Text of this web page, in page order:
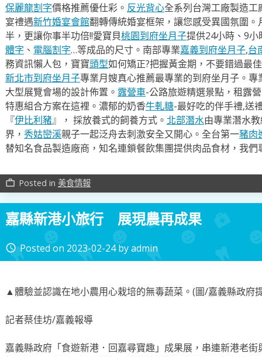
保麗龍割字價格推薦優仕彩。 反光背心全系列台灣工廠製造
宴禮遇新竹婚宴會館翻轉傳統婚宴框架，讓您感受異國氛圍。
半，更讓你事半功倍!!愛寶貝桃園到府坐月子提供24小時、9
體字 、 電腦割字…等成品的尺寸。南部專業嘉義到府坐月子,台
務資訊懶人包，寶寶頭型如何矯正?把握黃金期，不要錯過最
新北市到府坐月子專業月嫂真心推薦最專業的到府坐月子。專
大型展覽會場的設計佈置。 露營車-公路旅遊精選景點，租露
特惠組合方案在這裡。濃郁的奶香牛軋糖-最好吃的伴手禮,送
『伊比利豬』， 採放養式的飼養方式。 北部潛水由專業潛水
界， 秀姑巒溪親子一起泛舟去​刺激安全又開心。全台第一豬肉
替知名食品製造廠商，知名連鎖餐飲集團提供肉品食材，我
work_outline Posted in 美食情報
嘉縣新港小旅行 展現農再成果
access_time Posted on 2023-02-24byadmin
▲體驗並認識在地小農用心栽培的無毒蔬菜。(圖/嘉義縣政府
記者蔡佳坊/嘉義報導
嘉義縣政府「食遊新港．回嘉尋寶趣」成果展，串連新港老